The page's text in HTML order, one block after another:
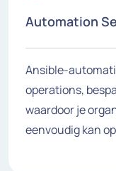
Automation
Ansible-
operations,
waardoor je
eenvoudig kan